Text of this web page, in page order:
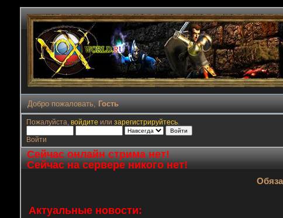
Добро пожаловать, Гость
Пожалуйста, войдите или зарегистрируйтесь.
Войти
Сейчас онлайн стрима нет!
Сейчас на сервере никого нет!
Актуальные новости: